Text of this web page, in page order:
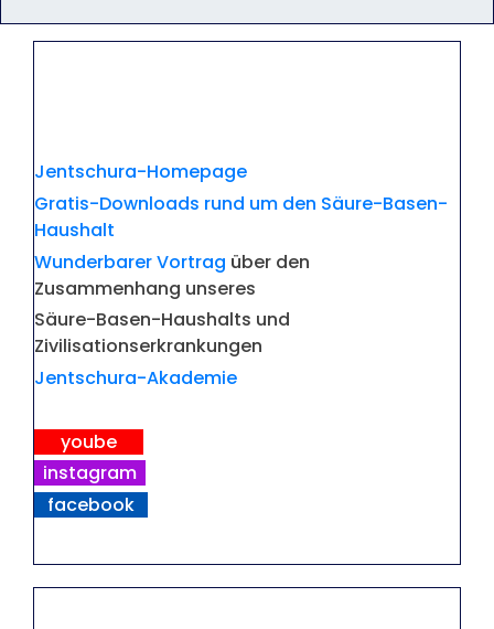
Jentschura-Homepage
Gratis-Downloads rund um den Säure-Basen-
Haushalt
Wunderbarer Vortrag über den
Zusammenhang unseres
Säure-Basen-Haushalts und
Zivilisationserkrankungen
Jentschura-Akademie
yoube
instagram
facebook